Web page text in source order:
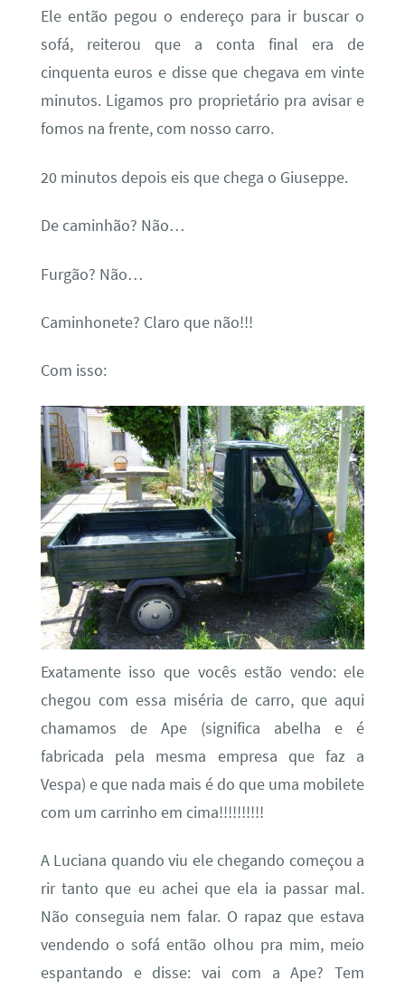
Ele então pegou o endereço para ir buscar o
sofá, reiterou que a conta final era de
cinquenta euros e disse que chegava em vinte
minutos. Ligamos pro proprietário pra avisar e
fomos na frente, com nosso carro.
20 minutos depois eis que chega o Giuseppe.
De caminhão? Não…
Furgão? Não…
Caminhonete? Claro que não!!!
Com isso:
Exatamente isso que vocês estão vendo: ele
chegou com essa miséria de carro, que aqui
chamamos de Ape (significa abelha e é
fabricada pela mesma empresa que faz a
Vespa) e que nada mais é do que uma mobilete
com um carrinho em cima!!!!!!!!!!
A Luciana quando viu ele chegando começou a
rir tanto que eu achei que ela ia passar mal.
Não conseguia nem falar. O rapaz que estava
vendendo o sofá então olhou pra mim, meio
espantando e disse: vai com a Ape? Tem